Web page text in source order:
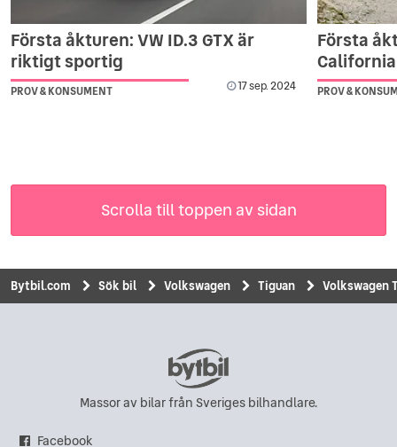
Första åkturen: VW ID.3 GTX är
riktigt sportig
PROV & KONSUMENT 17 sep. 2024
Första
California
PROV &
Scrolla till toppen av sidan
Bytbil.com Sök bil Volkswagen Tiguan Volkswagen
Massor av bilar från Sveriges bilhandlare.
Facebook